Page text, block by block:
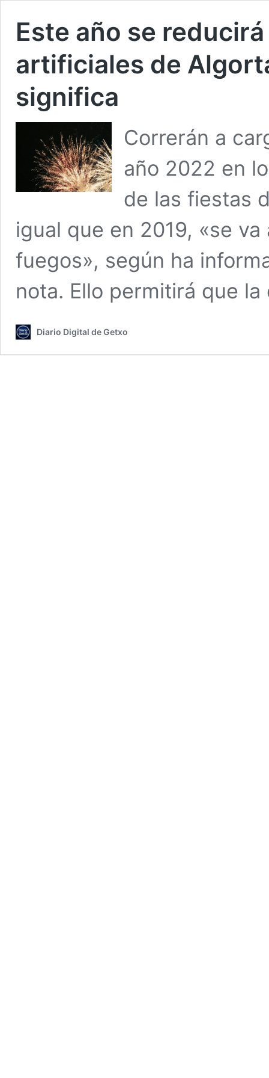
Este año se
artificiales de
significa
Correrán a
año 2022 en
de las fiestas
igual que en 2019, «se
fuegos», según ha
nota. Ello permitirá que
Diario Digital de Getxo